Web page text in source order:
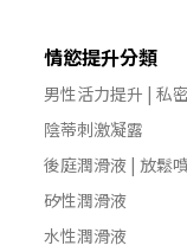
情慾提升分類
男性活力提升 | 私
陰蒂刺激凝露
後庭潤滑液 | 放鬆
矽性潤滑液
水性潤滑液